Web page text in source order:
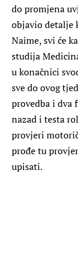
do promjena
objavio detalje
Naime, svi će
studija
u konačnici
sve do ovog
provedba i dva
nazad i testa
provjeri
prođe tu
upisati.